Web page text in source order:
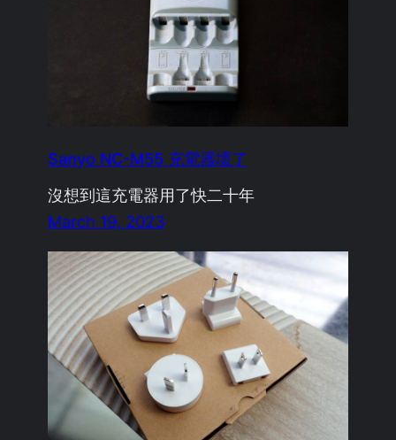
Sanyo NC-M55 充電器壞了
沒想到這充電器用了快二十年
March 19, 2023